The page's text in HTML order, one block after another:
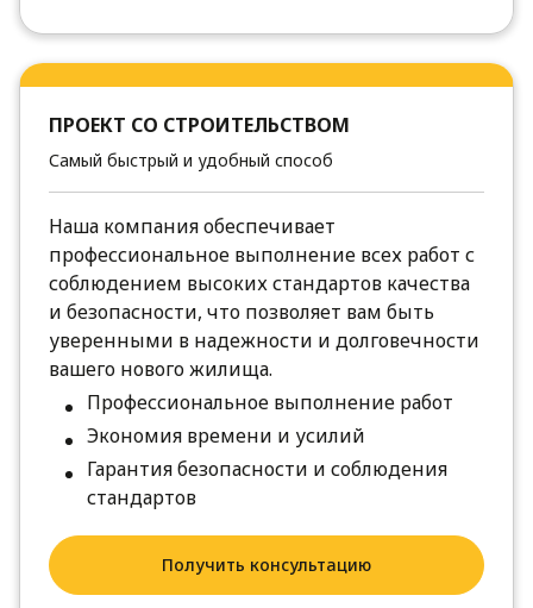
ПРОЕКТ СО СТРОИТЕЛЬСТВОМ
Самый быстрый и удобный способ
Наша компания обеспечивает
профессиональное выполнение всех работ с
соблюдением высоких стандартов качества
и безопасности, что позволяет вам быть
уверенными в надежности и долговечности
вашего нового жилища.
Профессиональное выполнение работ
Экономия времени и усилий
Гарантия безопасности и соблюдения
стандартов
Получить консультацию